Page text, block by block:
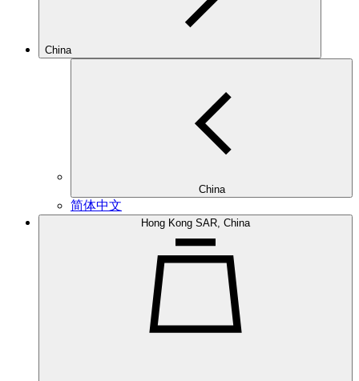
China
China
简体中文
Hong Kong SAR, China